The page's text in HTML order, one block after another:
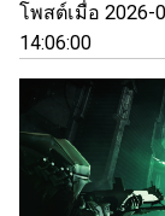
โพสต์เมื่อ 2026-
14:06:00